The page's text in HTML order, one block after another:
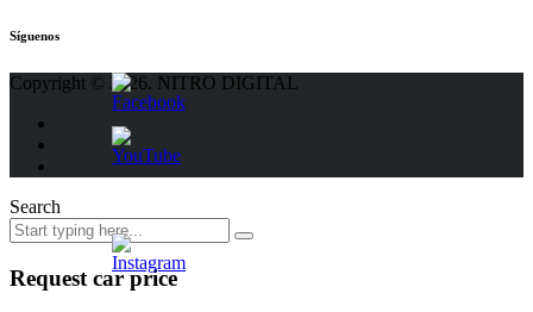
Síguenos
Copyright © 2026. NITRO DIGITAL
Search
Request car price